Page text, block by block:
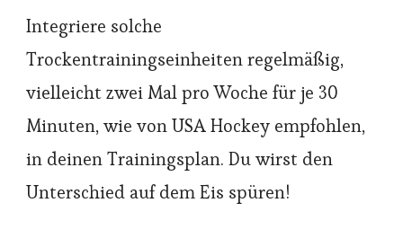
Integriere solche
Trockentrainingseinheiten regelmäßig,
vielleicht zwei Mal pro Woche für je 30
Minuten, wie von USA Hockey empfohlen,
in deinen Trainingsplan. Du wirst den
Unterschied auf dem Eis spüren!